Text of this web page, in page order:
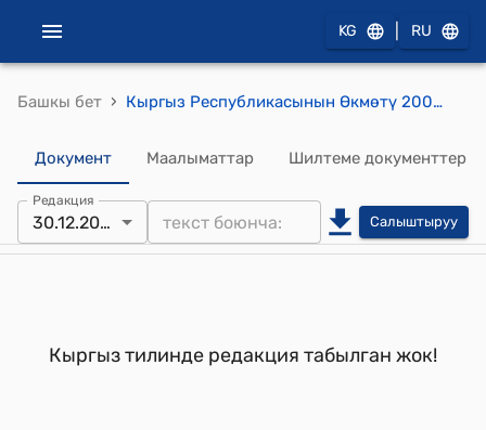
KG RU
Башкы бет › Кыргыз Республикасынын Өкмөтү 2005 жылдын 1-апрели, № 150 "Акциздик товарлардын айрым турлоруно акциз салыгынын ставкаларын кайра кароо жонундо" токтом
Документ Маалыматтар Шилтеме документтер
Редакция
30.12.2008 Салыштыруу
Кыргыз тилинде редакция табылган жок!